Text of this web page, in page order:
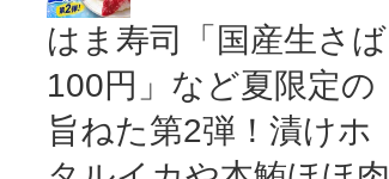
はま寿司「国産生さば
100円」など夏限定の
旨ねた第2弾！漬けホ